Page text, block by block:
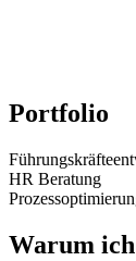
Portfolio
HR Beratung
Warum